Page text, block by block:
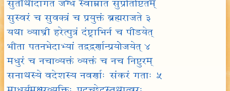
सुस्वरं च सुवक्त्रं च प्रयुक्तं ब्रह्मराजते ३
यथा व्याघ्री हरेत्पुत्रं दंष्ट्राभिर्न च पीडयेत्
भीता पतनभेदाभ्यां तद्वद्वर्णान्प्रयोजयेत् ४
मधुरं च नचाव्यक्तं व्यक्तं च नच निष्टुरम्
सनाथस्ये वदेशस्य नवर्णाः संकरं गताः ५